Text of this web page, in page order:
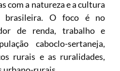
com a natureza e a cultura
brasileira. O foco é no
de renda, trabalho e
caboclo-sertaneja,
rurais e as ruralidades,